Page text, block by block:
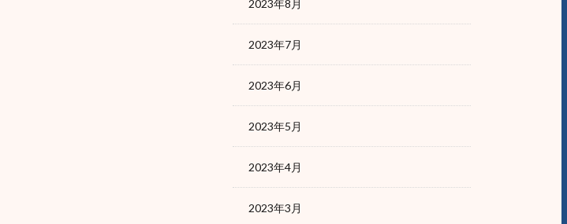
2023年8月
2023年7月
2023年6月
2023年5月
2023年4月
2023年3月